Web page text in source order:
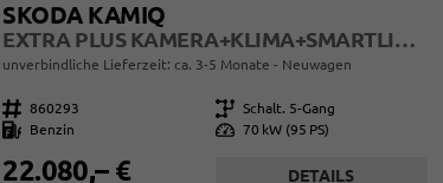
SKODA KAMIQ
EXTRA PLUS KAMERA+KLIMA+SMARTLINK+PDC+LED+TEMPOMAT
unverbindliche Lieferzeit: ca. 3-5 Monate Neuwagen
Fahrzeugnr. 860293 Getriebe Schalt. 5-Gang
Kraftstoff
Benzin Leistung 70 kW (95 PS)
22.080,– € DETAILS